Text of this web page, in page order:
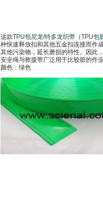
这款TPU包尼龙/特多龙织带 （TPU包
种快速释放扣和其他五金扣连接而作
其他污染物，延长磨损的特性。因此
安全绳与救援带广泛用于比较脏的作
颜色：绿色